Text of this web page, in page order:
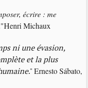
écrire : me
Michaux
ni une évasion,
et la plus
."Ernesto Sábato,